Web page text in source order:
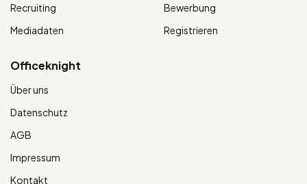
Recruiting
Mediadaten
Bewerbung
Registrieren
Officeknight
Über uns
Datenschutz
AGB
Impressum
Kontakt